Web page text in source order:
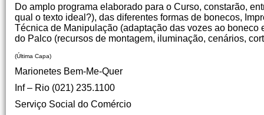
Do amplo programa elaborado para o Curso, constarão,
qual o texto ideal?), das diferentes formas de bonecos,
Técnica de Manipulação (adaptação das vozes ao
do Palco (recursos de montagem, iluminação, cenários,
(Última Capa)
Marionetes Bem-Me-Quer
Inf – Rio (021) 235.1100
Serviço Social do Comércio